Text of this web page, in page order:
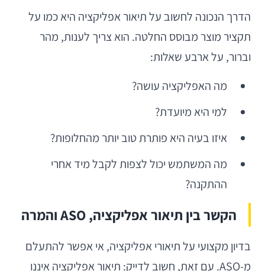
הדרך הנכונה לחשוב על תיאור אפליקציה היא כמו על
תקציר מוצר מבוסס החלטה. הוא צריך לענות, מהר
וברור, על ארבע שאלות:
מה האפליקציה עושה?
למי היא מיועדת?
איזו בעיה היא פותרת טוב יותר מהחלופות?
מה המשתמש יכול לצפות לקבל מיד אחרי
ההתקנה?
הקשר בין תיאור אפליקציה, ASO והמרה
בדיון מקצועי על תיאורי אפליקציה, אי אפשר להתעלם
מ-ASO. עם זאת, חשוב לדייק: תיאור אפליקציה איננו